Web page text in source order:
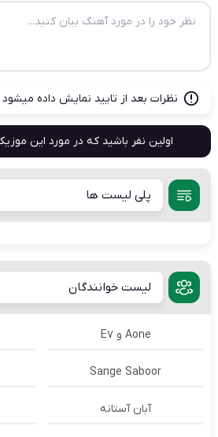
نظرات بعد از تایید نمایش داده میشود
اولین نفر باشید که در مورد این
پلی لیست ها
لیست خوانندگان
Aone و E7
Sange Saboor
آبان آستانه